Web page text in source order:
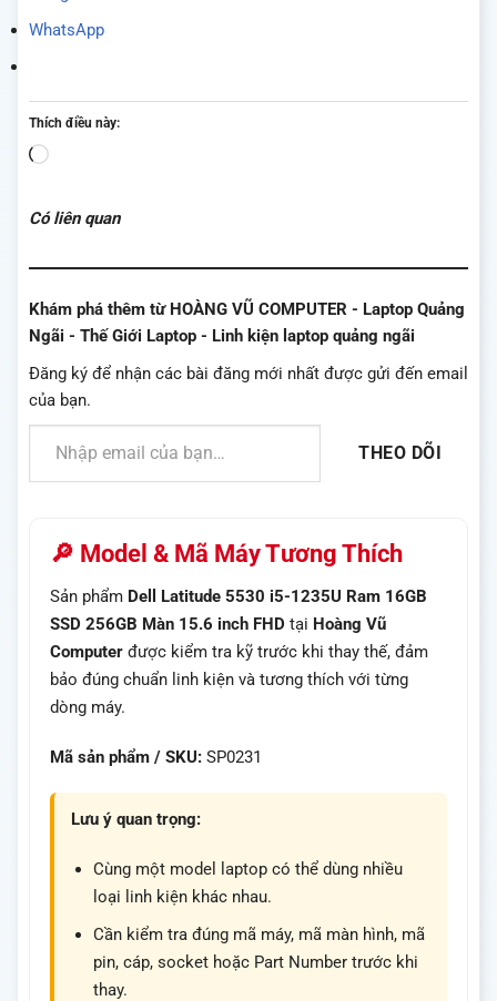
WhatsApp
Thích điều này:
Đang
Có liên quan
Khám phá thêm từ HOÀNG VŨ COMPUTER - Laptop Quảng
Ngãi - Thế Giới Laptop - Linh kiện laptop quảng ngãi
Đăng ký để nhận các bài đăng mới nhất được gửi đến email
của bạn.
Nhập email của bạn…
THEO DÕI
🔎 Model & Mã Máy Tương Thích
Sản phẩm Dell Latitude 5530 i5-1235U Ram 16GB
SSD 256GB Màn 15.6 inch FHD tại Hoàng Vũ
Computer được kiểm tra kỹ trước khi thay thế, đảm
bảo đúng chuẩn linh kiện và tương thích với từng
dòng máy.
Mã sản phẩm / SKU: SP0231
Lưu ý quan trọng:
Cùng một model laptop có thể dùng nhiều
loại linh kiện khác nhau.
Cần kiểm tra đúng mã máy, mã màn hình, mã
pin, cáp, socket hoặc Part Number trước khi
thay.